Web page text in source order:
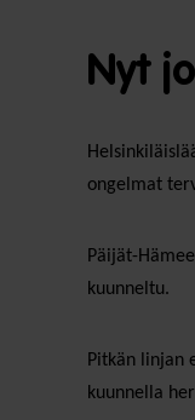
Nyt
ongelmat
Päijät-
kuunneltu.
Pitkän linjan
kuunnella